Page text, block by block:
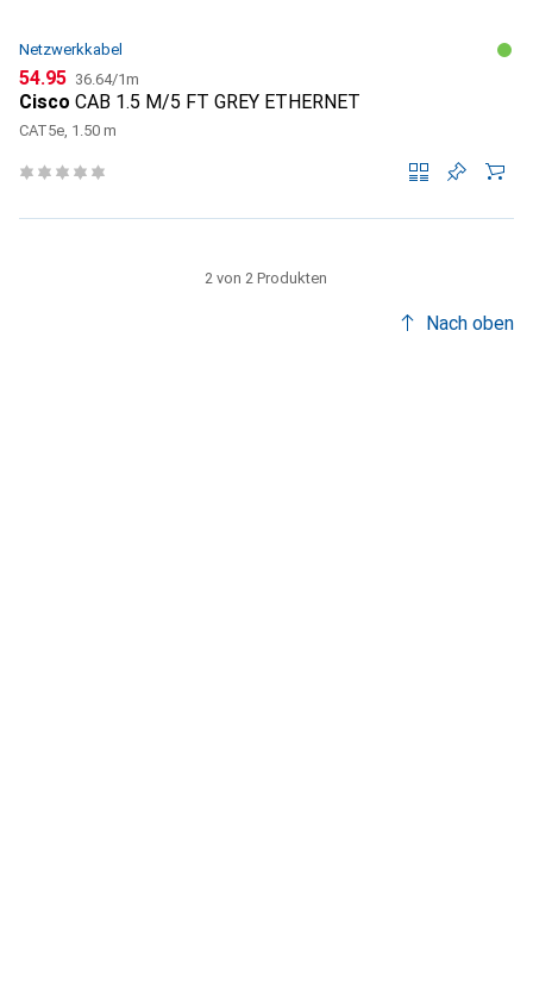
Netzwerkkabel
CHF
54.95 CHF
36.64/1m
Cisco CAB 1.5 M/5 FT GREY ETHERNET
CAT5e, 1.50 m
2 von 2 Produkten
Nach oben